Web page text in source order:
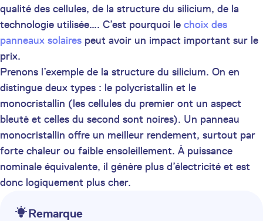
qualité des cellules, de la structure du silicium, de la
technologie utilisée…. C’est pourquoi le choix des
panneaux solaires peut avoir un impact important sur le
prix.
Prenons l’exemple de la structure du silicium. On en
distingue deux types : le polycristallin et le
monocristallin (les cellules du premier ont un aspect
bleuté et celles du second sont noires). Un panneau
monocristallin offre un meilleur rendement, surtout par
forte chaleur ou faible ensoleillement. À puissance
nominale équivalente, il génère plus d’électricité et est
donc logiquement plus cher.
Remarque